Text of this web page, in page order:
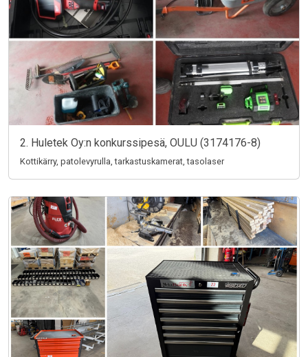
2. Huletek Oy:n konkurssipesä, OULU (3174176-8)
Kottikärry, patolevyrulla, tarkastuskamerat, tasolaser